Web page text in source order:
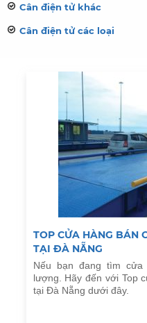
Cân điện tử khác
Cân điện tử các loại
TOP CỬA HÀNG BÁN
TẠI ĐÀ NẴNG
Nếu bạn đang tìm
lượng. Hãy đến với Top
tại Đà Nẵng dưới đây.